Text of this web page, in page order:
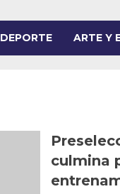
DEPORTE ARTE Y
culmina